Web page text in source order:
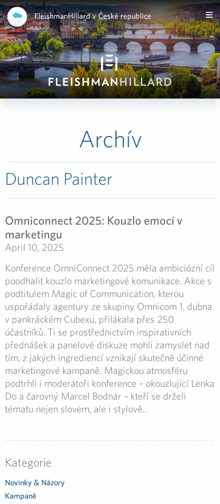
FleishmanHillard v České republice
Archív
Duncan Painter
Omniconnect 2025: Kouzlo emocí v
marketingu
April 10, 2025
Konference OmniConnect 2025 měla ambiciózní cíl
poodhalit kouzlo marketingové komunikace. Akce s
podtitulem Magic of Communication, kterou
uspořádaly agentury ze skupiny Omnicom 1. dubna
v pankráckém Cubexu, přilákala přes 250
účastníků. Ti se prostřednictvím inspirativních
přednášek a panelové diskuze mohli zamyslet nad
tím, z jakých ingrediencí vznikají skutečně účinné
marketingové kampaně. Magickou atmosféru
podtrhli i moderátoři konference – okouzlující Lenka
Do a čarovný Marcel Bodnár – kteří se drželi
tématu nejen slovem, ale i stylově...
Kategorie
Novinky & Názory
Kampaně